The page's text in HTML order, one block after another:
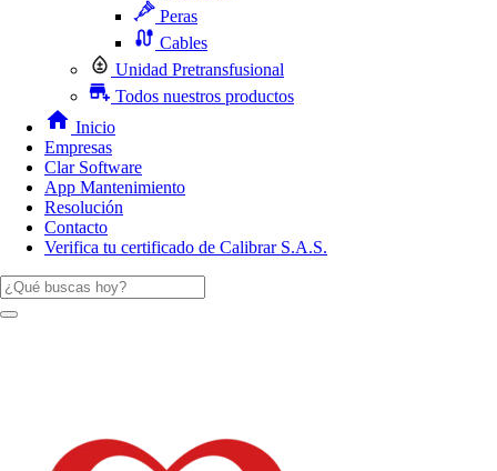
Peras
Cables
Unidad Pretransfusional
Todos nuestros productos
Inicio
Empresas
Clar Software
App Mantenimiento
Resolución
Contacto
Verifica tu certificado de Calibrar S.A.S.